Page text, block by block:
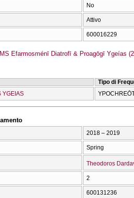
No
Attivo
600016229
Efarmosménī Diatrofī & Proagōgī Ygeías
Tipo di
YGEIAS
2018 – 2019
Spring
Theodoros
2
600131236